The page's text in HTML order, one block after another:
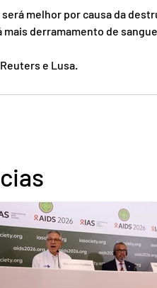
será melhor por causa da
mais derramamento de
e Lusa.